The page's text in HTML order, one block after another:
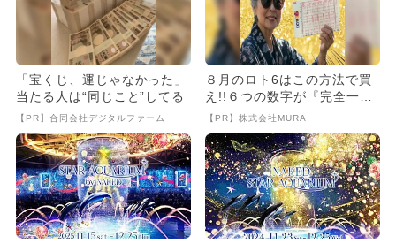
「宝くじ、運じゃなかった」
当たる人は“同じこと”してる
【PR】合同会社デジタルファーム
８月のロト6はこの方法で買
え!!６つの数字が『完全一
致』する方法
【PR】株式会社MURA